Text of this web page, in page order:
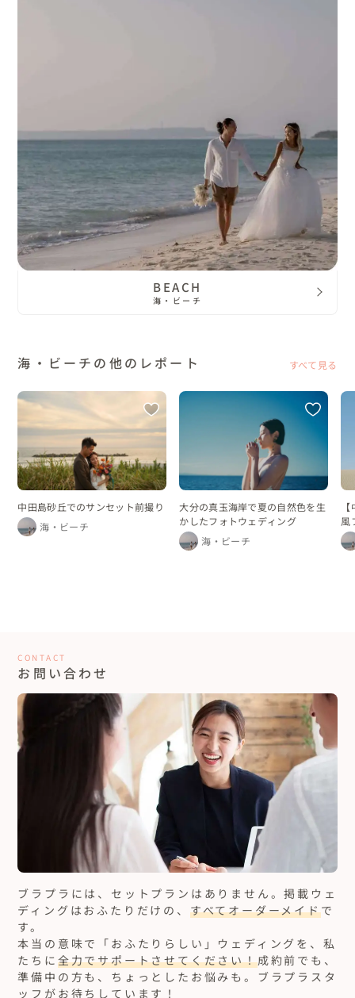
BEACH
海・ビーチ
海・ビーチの他のレポート すべて見る
中田島砂丘でのサンセット前撮り
海・ビーチ
大分の真玉海岸で夏の自然色を生
かしたフォトウェディング
海・ビーチ
風
CONTACT
お問い合わせ
ブラプラには、セットプランはありません。掲載ウェ
ディングはおふたりだけの、 すべてオーダーメイドで
す。
本当の意味で「おふたりらしい」ウェディングを、私
たちに 全力でサポートさせてください！成約前でも、
準備中の方も、ちょっとしたお悩みも。ブラプラスタ
ッフがお待ちしています！